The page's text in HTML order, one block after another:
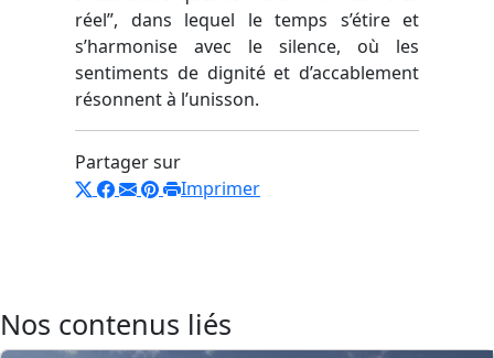
réel”, dans lequel le temps s’étire et
s’harmonise avec le silence, où les
sentiments de dignité et d’accablement
résonnent à l’unisson.
Partager sur
Imprimer
Nos contenus liés